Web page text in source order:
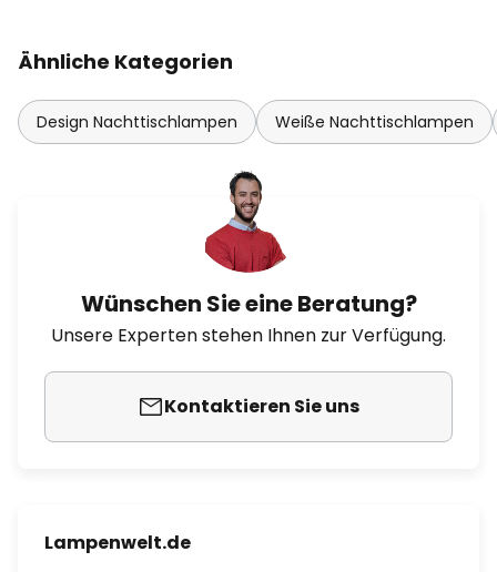
Ähnliche Kategorien
Design Nachttischlampen Weiße Nachttischlampen
Wünschen Sie eine Beratung?
Unsere Experten stehen Ihnen zur Verfügung.
Kontaktieren Sie uns
Lampenwelt.de